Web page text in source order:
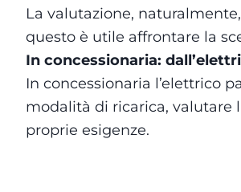
La valutazione,
questo è utile affrontare la
In concessionaria:
In concessionaria l’elettrico
modalità di ricarica, valutare
proprie esigenze.